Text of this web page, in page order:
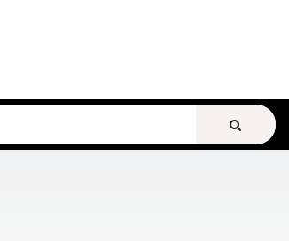
VIEW ALL